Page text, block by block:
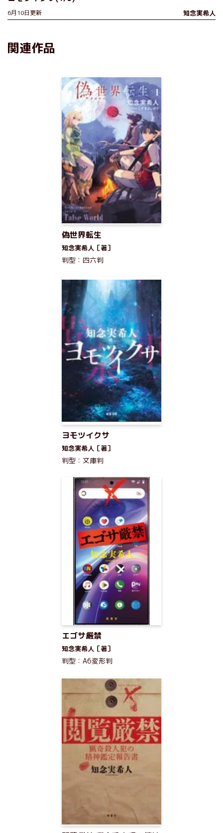
6月10日更新 知念実希人
関連作品
偽世界転生
知念実希人［著］
判型：四六判
ヨモツイクサ
知念実希人［著］
判型：文庫判
エゴサ厳禁
知念実希人［著］
判型：A6変形判